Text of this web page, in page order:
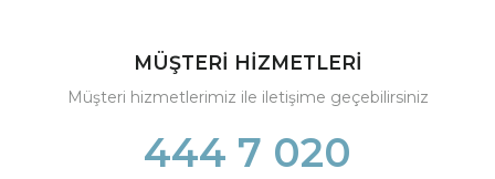
MÜŞTERİ HİZMETLERİ
Müşteri hizmetlerimiz ile iletişime geçebilirsiniz
444 7 020